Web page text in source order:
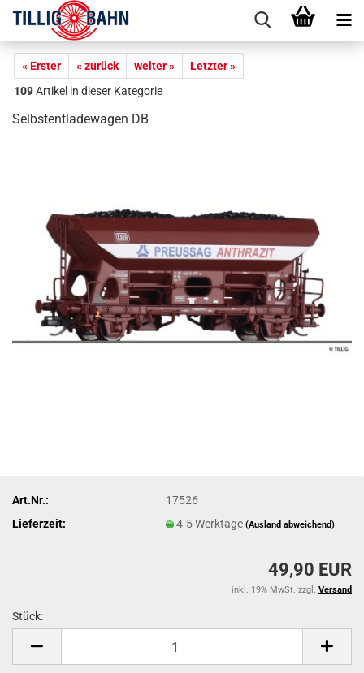
« Erster « zurück weiter »
Letzter »
109Artikel in dieser Kategorie
Selbstentladewagen DB
Art.Nr.:
17526
Lieferzeit:
4-5 Werktage(Ausland abweichend)
49,90 EUR
inkl. 19% MwSt. zzgl. Versand
Stück: